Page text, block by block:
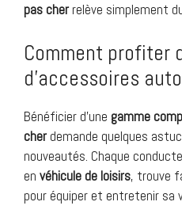
pas cherrelève simplement
Comment profiter
d’accessoires
Bénéficier d’une gamme
cherdemande quelques
nouveautés. Chaque
en véhicule de loisirs, trouve
pour équiper et entretenir sa